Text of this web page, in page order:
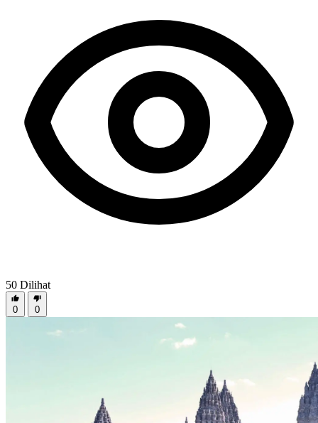
50 Dilihat
0 0